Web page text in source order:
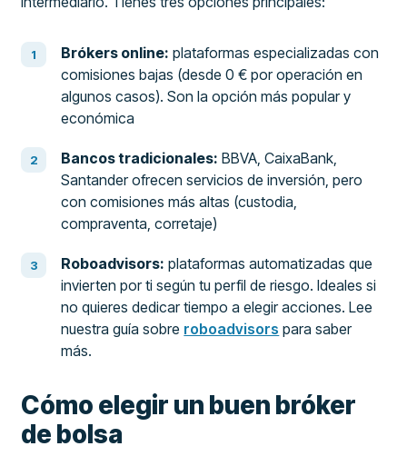
Brókers online: plataformas especializadas con
comisiones bajas (desde 0 € por operación en
algunos casos). Son la opción más popular y
económica
Bancos tradicionales: BBVA, CaixaBank,
Santander ofrecen servicios de inversión, pero
con comisiones más altas (custodia,
compraventa, corretaje)
Roboadvisors: plataformas automatizadas que
invierten por ti según tu perfil de riesgo. Ideales si
no quieres dedicar tiempo a elegir acciones. Lee
nuestra guía sobre roboadvisors para saber
más.
Cómo elegir un buen bróker
de bolsa